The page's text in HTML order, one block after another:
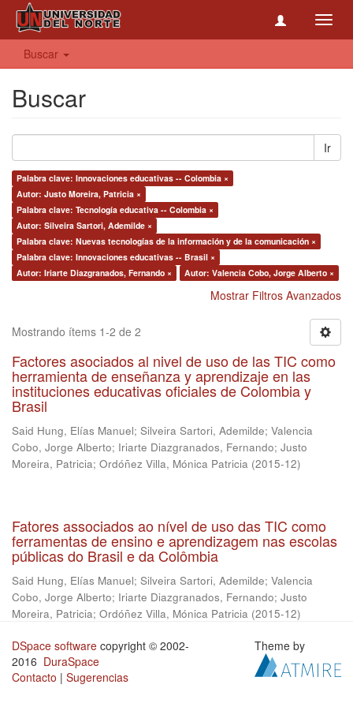
Buscar
Buscar
Ir
Palabra clave: Innovaciones educativas -- Colombia ×
Autor: Justo Moreira, Patricia ×
Palabra clave: Tecnología educativa -- Colombia ×
Autor: Silveira Sartori, Ademilde ×
Palabra clave: Nuevas tecnologías de la información y de la comunicación ×
Palabra clave: Innovaciones educativas -- Brasil ×
Autor: Iriarte Diazgranados, Fernando ×
Autor: Valencia Cobo, Jorge Alberto ×
Mostrar Filtros Avanzados
Mostrando ítems 1-2 de 2
Factores asociados al nivel de uso de las TIC como
herramienta de enseñanza y aprendizaje en las
instituciones educativas oficiales de Colombia y
Brasil
Said Hung, Elías Manuel; Silveira Sartori, Ademilde; Valencia
Cobo, Jorge Alberto; Iriarte Diazgranados, Fernando; Justo
Moreira, Patricia; Ordóñez Villa, Mónica Patricia (2015-12)
Fatores associados ao nível de uso das TIC como
ferramentas de ensino e aprendizagem nas escolas
públicas do Brasil e da Colômbia
Said Hung, Elías Manuel; Silveira Sartori, Ademilde; Valencia
Cobo, Jorge Alberto; Iriarte Diazgranados, Fernando; Justo
Moreira, Patricia; Ordóñez Villa, Mónica Patricia (2015-12)
DSpace software copyright © 2002-
2016 DuraSpace
Contacto | Sugerencias
Theme by